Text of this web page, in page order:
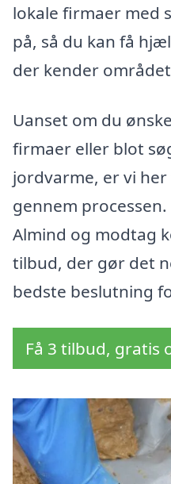
lokale firmaer med
på, så du kan få
der kender
Uanset om du
firmaer eller blot
jordvarme, er vi
gennem
Almind og modtag
tilbud, der gør det
bedste beslutning
Få 3 tilbud, gratis